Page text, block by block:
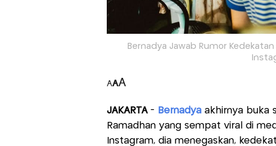
Bernadya Jawab Rumor
AAA
JAKARTA- Bernadyaakhirnya buka
Ramadhan yang sempat viral di
Instagram, dia menegaskan,